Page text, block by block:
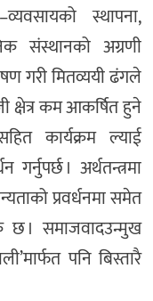
स्थापना,
संस्थानको अग्रणी
गरी मितव्ययी ढंगले
क्षेत्र कम आकर्षित हुने
कार्यक्रम ल्याई
। अर्थतन्त्रमा
प्रवर्धनमा समेत
। समाजवादउन्मुख
पनि बिस्तारै